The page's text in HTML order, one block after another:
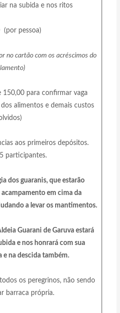
na subida e nos ritos
(por pessoa)
no cartão com os acréscimos do
150,00 para confirmar vaga
alimentos e demais custos
aos primeiros depósitos.
participantes.
dos guaranis, que estarão
em cima da
a levar os mantimentos.
Guarani de Garuva estará
e nos honrará com sua
e na descida também.
os peregrinos, não sendo
barraca própria.